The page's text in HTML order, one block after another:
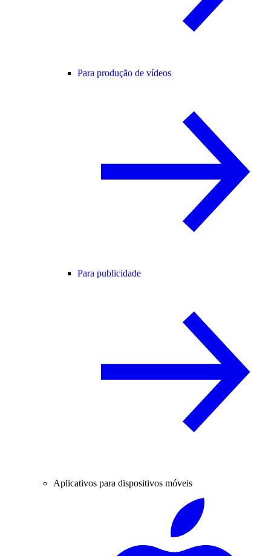
Para produção de vídeos
Para publicidade
Aplicativos para dispositivos móveis